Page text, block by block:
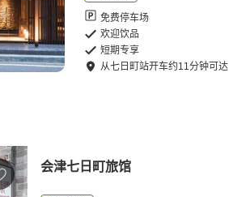
免费停车场
欢迎饮品
短期专享
从七日町站开车约11分钟可达
会津七日町旅馆